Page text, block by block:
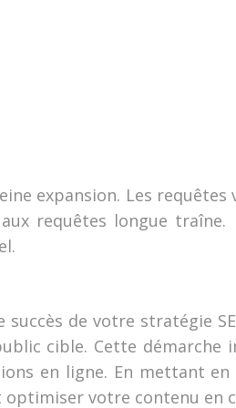
expansion. Les
requêtes longue
de votre stratégie
cible. Cette démarche
en ligne. En mettant en
votre contenu en